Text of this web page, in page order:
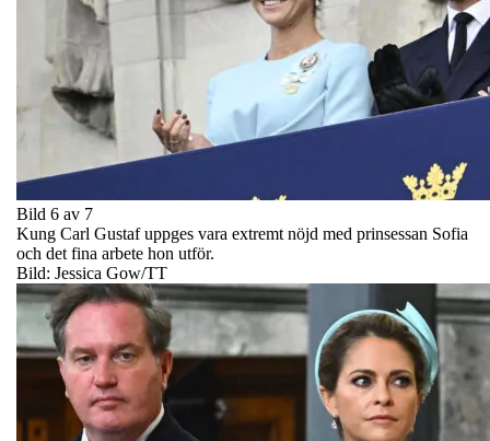
Bild 6 av 7
Kung Carl Gustaf uppges vara extremt nöjd med prinsessan Sofia
och det fina arbete hon utför.
Bild: Jessica Gow/TT